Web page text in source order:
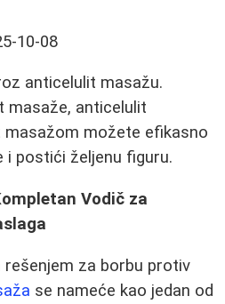
10-08
anticelulit masažu.
masaže, anticelulit
možete efikasno
i postići željenu figuru.
Vodič za
za borbu protiv
se nameće kao jedan od